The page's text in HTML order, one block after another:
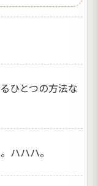
ひとつの方法な
ハハハ。